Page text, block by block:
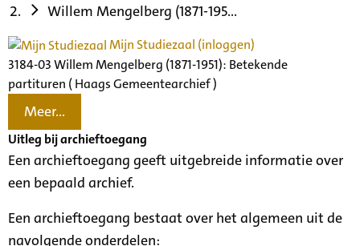
Willem Mengelberg (1871-195...
Mijn Studiezaal (inloggen)
3184-03 Willem Mengelberg (1871-1951): Betekende
partituren ( Haags Gemeentearchief )
Meer...
Uitleg bij archieftoegang
Een archieftoegang geeft uitgebreide informatie over
een bepaald archief.
Een archieftoegang bestaat over het algemeen uit de
navolgende onderdelen: